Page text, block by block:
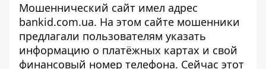
Мошеннический сайт имел адрес
bankid.com.ua. На этом сайте мошенники
предлагали пользователям указать
информацию о платёжных картах и свой
финансовый номер телефона. Сейчас этот